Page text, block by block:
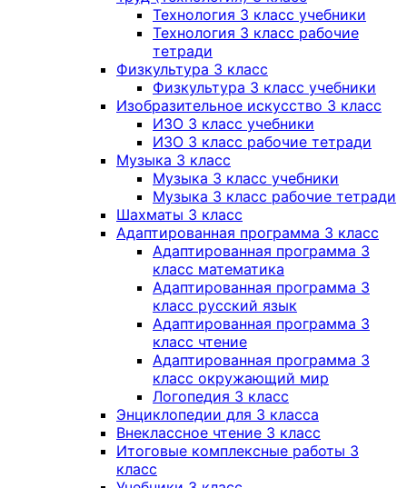
Технология 3 класс учебники
Технология 3 класс рабочие
тетради
Физкультура 3 класс
Физкультура 3 класс учебники
Изобразительное искусство 3 класс
ИЗО 3 класс учебники
ИЗО 3 класс рабочие тетради
Музыка 3 класс
Музыка 3 класс учебники
Музыка 3 класс рабочие тетради
Шахматы 3 класс
Адаптированная программа 3 класс
Адаптированная программа 3
класс математика
Адаптированная программа 3
класс русский язык
Адаптированная программа 3
класс чтение
Адаптированная программа 3
класс окружающий мир
Логопедия 3 класс
Энциклопедии для 3 класса
Внеклассное чтение 3 класс
Итоговые комплексные работы 3
класс